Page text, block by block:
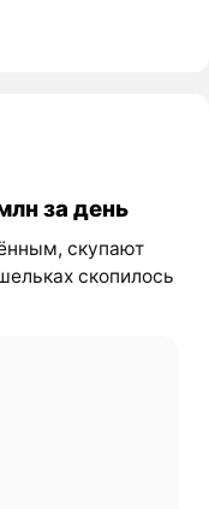
за день
скупают
скопилось